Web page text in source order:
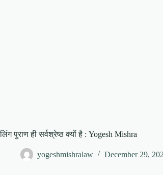
लिंग पुराण ही सर्वश्रेष्ठ क्यों है : Yogesh Mishra
yogeshmishralaw December 29,